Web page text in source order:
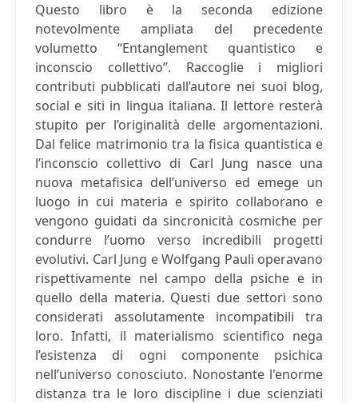
Questo libro è la seconda edizione
notevolmente ampliata del precedente
volumetto “Entanglement quantistico e
inconscio collettivo”. Raccoglie i migliori
contributi pubblicati dall’autore nei suoi blog,
social e siti in lingua italiana. Il lettore resterà
stupito per l’originalità delle argomentazioni.
Dal felice matrimonio tra la fisica quantistica e
l’inconscio collettivo di Carl Jung nasce una
nuova metafisica dell’universo ed emege un
luogo in cui materia e spirito collaborano e
vengono guidati da sincronicità cosmiche per
condurre l’uomo verso incredibili progetti
evolutivi. Carl Jung e Wolfgang Pauli operavano
rispettivamente nel campo della psiche e in
quello della materia. Questi due settori sono
considerati assolutamente incompatibili tra
loro. Infatti, il materialismo scientifico nega
l’esistenza di ogni componente psichica
nell’universo conosciuto. Nonostante l'enorme
distanza tra le loro discipline i due scienziati